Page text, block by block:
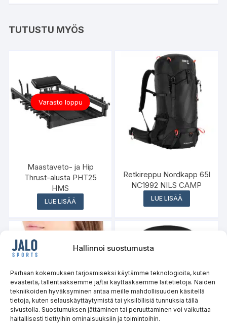
Hallinnoi suostumusta
Parhaan kokemuksen tarjoamiseksi käytämme teknologioita, kuten
evästeitä, tallentaaksemme ja/tai käyttääksemme laitetietoja. Näiden
tekniikoiden hyväksyminen antaa meille mahdollisuuden käsitellä
tietoja, kuten selauskäyttäytymistä tai yksilöllisiä tunnuksia tällä
sivustolla. Suostumuksen jättäminen tai peruuttaminen voi vaikuttaa
haitallisesti tiettyihin ominaisuuksiin ja toimintoihin.
TUTUSTU MYÖS
Varasto loppu
Maastaveto- ja Hip
Thrust-alusta PHT25
HMS
LUE LISÄÄ
Retkireppu Nordkapp 65l
NC1992 NILS CAMP
LUE LISÄÄ
Varasto loppu